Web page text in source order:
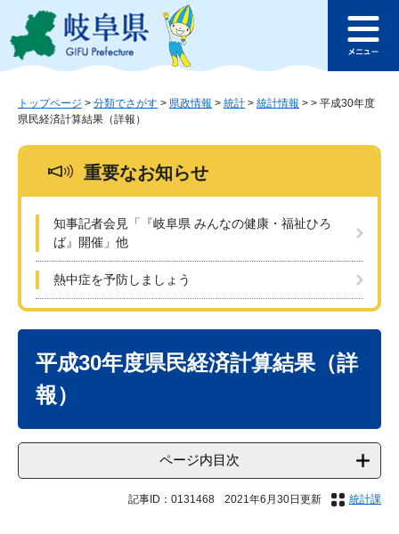
ジ
ュ
このページの本文へ
ュ
トップページ > 分類でさがす > 県政情報 > 統計 > 統計情報 > > 平成30年度
県民経済計算結果（詳報）
重要なお知らせ
知事記者会見「『岐阜県 みんなの健康・福祉ひろ
ば』開催」他
熱中症を予防しましょう
平成30年度県民経済計算結果（詳
報）
ページ内目次
記事ID：0131468 2021年6月30日更新 統計課